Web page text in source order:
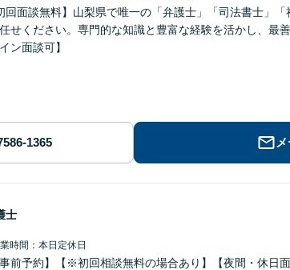
回面談無料】山梨県で唯一の「弁護士」「司法書士」
せください。専門的な知識と豊富な経験を活かし、最
ン面談可】
士
時間：本日定休日
前予約】【※初回相談無料の場合あり】【夜間・休日